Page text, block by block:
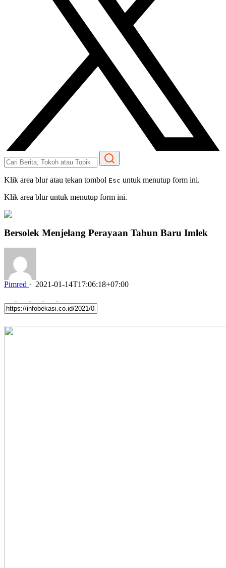
Klik area blur atau tekan tombol Esc untuk menutup form ini.
Klik area blur untuk menutup form ini.
Bersolek Menjelang Perayaan Tahun Baru Imlek
Pimred · 2021-01-14T17:06:18+07:00